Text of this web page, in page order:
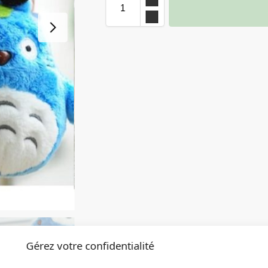
Gérez votre confidentialité